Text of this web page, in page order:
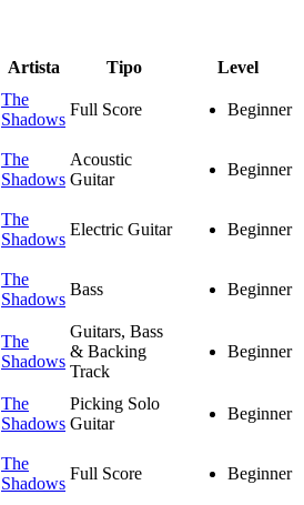
Artista Tipo Level
The
Shadows
Full Score Beginner
The
Shadows
Acoustic
Guitar
Beginner
The
Shadows
Electric Guitar Beginner
The
Shadows
Bass Beginner
The
Shadows
Guitars, Bass
& Backing
Track
Beginner
The
Shadows
Picking Solo
Guitar
Beginner
The
Shadows
Full Score Beginner